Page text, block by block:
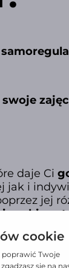
daje Ci
jak i
jej
sobie w